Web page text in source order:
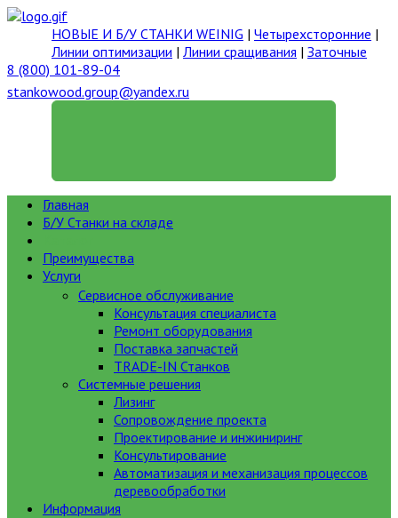
НОВЫЕ И Б/У СТАНКИ WEINIG | Четырехсторонние |
Линии оптимизации | Линии сращивания | Заточные
8 (800) 101-89-04
stankowood.group@yandex.ru
Главная
Б/У Станки на складе
Преимущества
Услуги
Сервисное обслуживание
Консультация специалиста
Ремонт оборудования
Поставка запчастей
TRADE-IN Станков
Системные решения
Лизинг
Сопровождение проекта
Проектирование и инжиниринг
Консультирование
Автоматизация и механизация процессов
деревообработки
Информация